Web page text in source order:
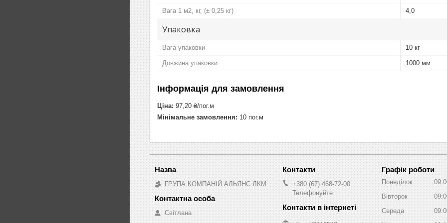
Вага 1 м2, кг, (± 0,25 кг) 4,0
Упаковка
Вага упаковки 10 кг
Довжина упаковки 1000 мм
Інформація для замовлення
Ціна: 97,20 ₴/пог.м
Мінімальне замовлення: 10 пог.м
ГРУПА КОМПАНІЙ АЛЬЯНС ЛКМ
Світлана
+380 (67) 468-72-00
Телефонуйте
Графік роботи
Понеділок
Вівторок
Середа